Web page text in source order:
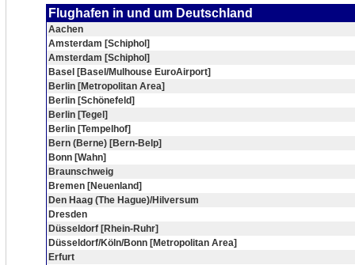
Flughafen in und um Deutschland
Aachen
Amsterdam [Schiphol]
Amsterdam [Schiphol]
Basel [Basel/Mulhouse EuroAirport]
Berlin [Metropolitan Area]
Berlin [Schönefeld]
Berlin [Tegel]
Berlin [Tempelhof]
Bern (Berne) [Bern-Belp]
Bonn [Wahn]
Braunschweig
Bremen [Neuenland]
Den Haag (The Hague)/Hilversum
Dresden
Düsseldorf [Rhein-Ruhr]
Düsseldorf/Köln/Bonn [Metropolitan Area]
Erfurt